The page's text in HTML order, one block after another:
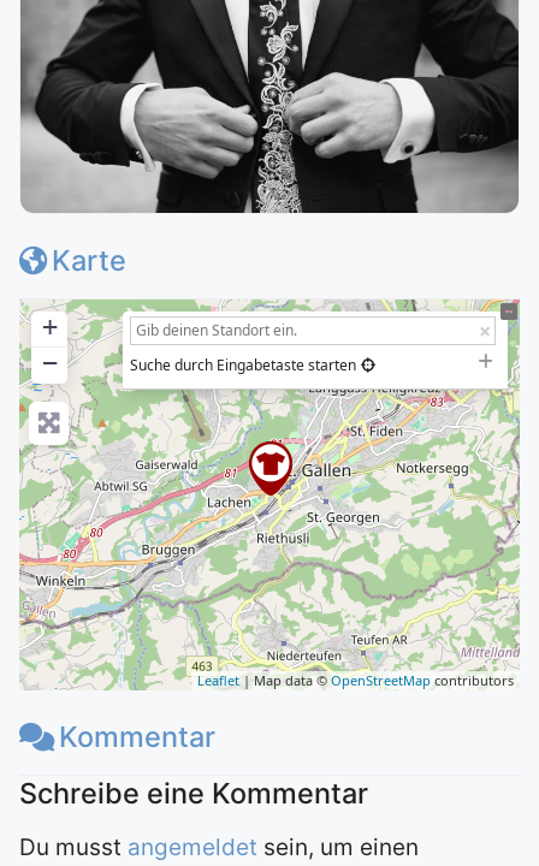
Karte
+
−
Suche durch Eingabetaste starten
Leaflet| Map data © OpenStreetMap contributors
Kommentar
Du musst angemeldet sein, um einen